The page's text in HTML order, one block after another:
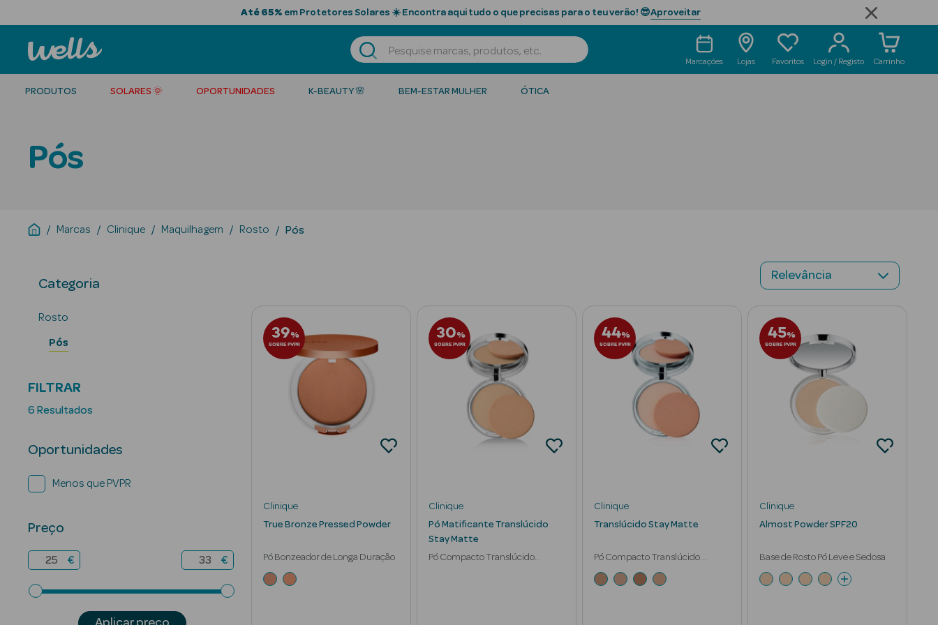
Até 65% em Protetores Solares ☀️ Encontra aqui tudo o que precisas para o teu verão! 😎Aproveitar
Marcações Lojas Favoritos Login / Registo Carrinho
PRODUTOS SOLARES 🌞 OPORTUNIDADES K-BEAUTY 🌸 BEM-ESTAR MULHER ÓTICA
Pós
Marcas Clinique Maquilhagem Rosto Pós
Categoria
Rosto
Pós
FILTRAR
6 Resultados
Oportunidades
Menos que PVPR
Preço
€ €
39%
SOBRE PVPR
Clinique
True Bronze Pressed Powder
Pó Bonzeador de Longa Duração
30%
SOBRE PVPR
Clinique
Pó Matificante Translúcido
Stay Matte
Pó Compacto Translúcido
44%
SOBRE PVPR
Clinique
Translúcido Stay Matte
Pó Compacto Translúcido
Matificante
45%
SOBRE PVPR
Clinique
Almost Powder SPF20
Base de Rosto Pó Leve e Sedosa